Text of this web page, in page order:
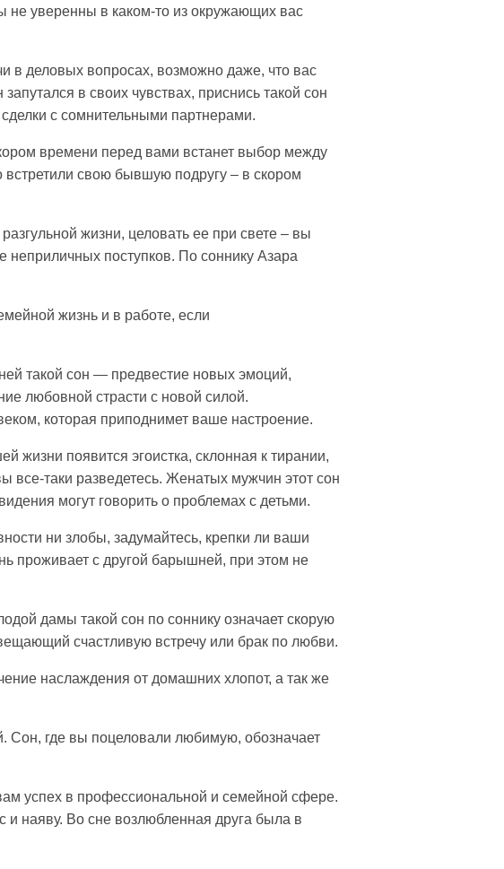
не уверенны в каком-то из окружающих вас
в деловых вопросах, возможно даже, что вас
в своих чувствах, приснись такой сон
с сомнительными партнерами.
времени перед вами встанет выбор между
свою бывшую подругу – в скором
жизни, целовать ее при свете – вы
поступков. По соннику Азара
жизнь и в работе, если
такой сон — предвестие новых эмоций,
любовной страсти с новой силой.
которая приподнимет ваше настроение.
жизни появится эгоистка, склонная к тирании,
все-таки разведетесь. Женатых мужчин этот сон
могут говорить о проблемах с детьми.
ни злобы, задумайтесь, крепки ли ваши
проживает с другой барышней, при этом не
дамы такой сон по соннику означает скорую
счастливую встречу или брак по любви.
наслаждения от домашних хлопот, а так же
Сон, где вы поцеловали любимую, обозначает
успех в профессиональной и семейной сфере.
и наяву. Во сне возлюбленная друга была в